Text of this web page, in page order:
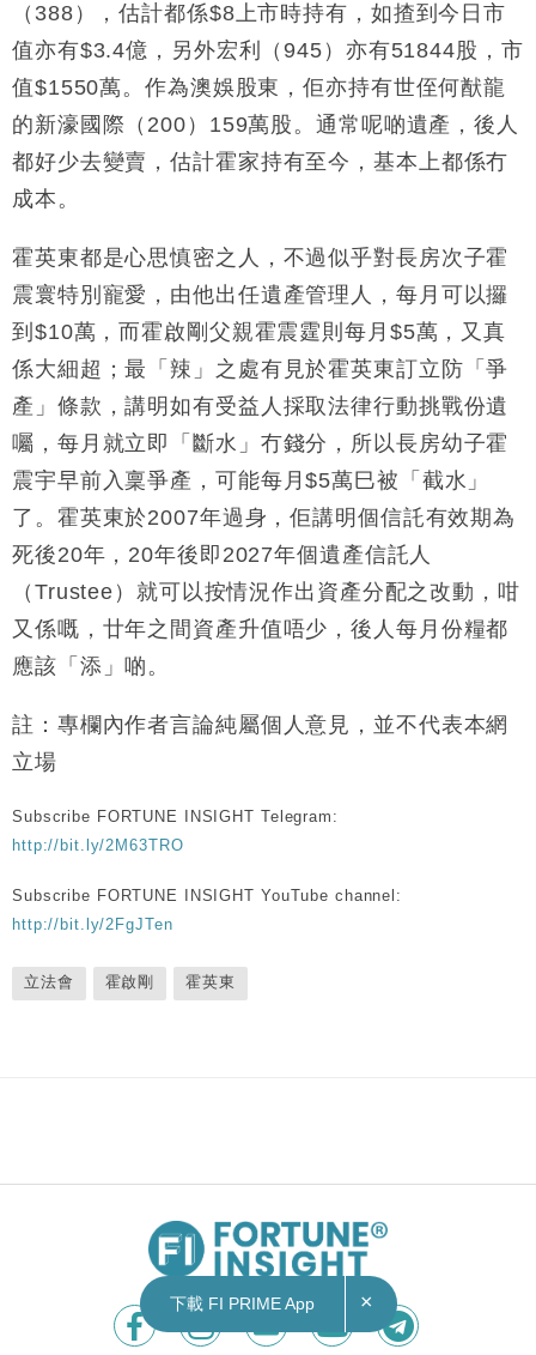
（388），估計都係$8上市時持有，如揸到今日市
值亦有$3.4億，另外宏利（945）亦有51844股，市
值$1550萬。作為澳娛股東，佢亦持有世侄何猷龍
的新濠國際（200）159萬股。通常呢啲遺產，後人
都好少去變賣，估計霍家持有至今，基本上都係冇
成本。
霍英東都是心思慎密之人，不過似乎對長房次子霍
震寰特別寵愛，由他出任遺產管理人，每月可以攞
到$10萬，而霍啟剛父親霍震霆則每月$5萬，又真
係大細超；最「辣」之處有見於霍英東訂立防「爭
產」條款，講明如有受益人採取法律行動挑戰份遺
囑，每月就立即「斷水」冇錢分，所以長房幼子霍
震宇早前入稟爭產，可能每月$5萬巳被「截水」
了。霍英東於2007年過身，佢講明個信託有效期為
死後20年，20年後即2027年個遺產信託人
（Trustee）就可以按情況作出資產分配之改動，咁
又係嘅，廿年之間資產升值唔少，後人每月份糧都
應該「添」啲。
註：專欄內作者言論純屬個人意見，並不代表本網
立場
Subscribe FORTUNE INSIGHT Telegram:
http://bit.ly/2M63TRO
Subscribe FORTUNE INSIGHT YouTube channel:
http://bit.ly/2FgJTen
立法會 霍啟剛 霍英東
下載 FI PRIME App ×